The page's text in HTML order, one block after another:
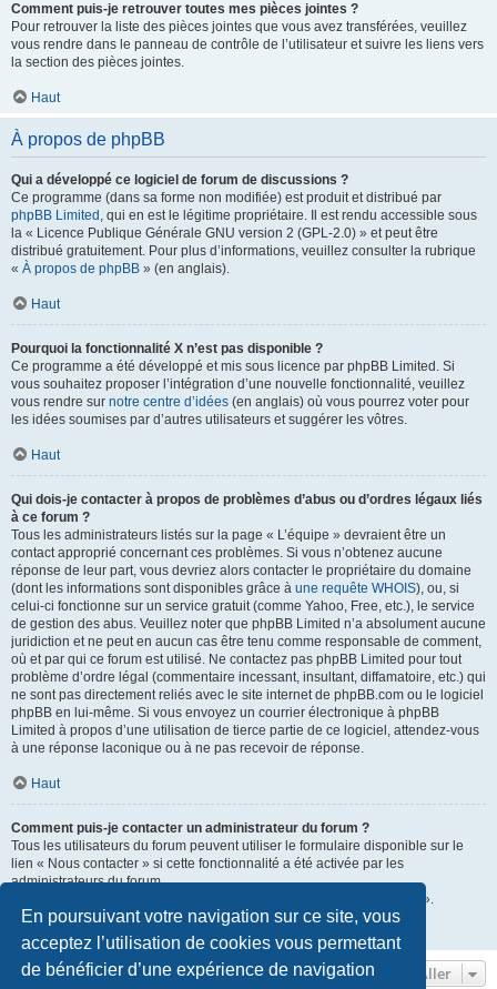
En poursuivant votre navigation sur ce site, vous
acceptez l’utilisation de cookies vous permettant
de bénéficier d’une expérience de navigation
Comment puis-je retrouver toutes mes pièces jointes ?
Pour retrouver la liste des pièces jointes que vous avez transférées, veuillez
vous rendre dans le panneau de contrôle de l’utilisateur et suivre les liens vers
la section des pièces jointes.
Haut
À propos de phpBB
Qui a développé ce logiciel de forum de discussions ?
Ce programme (dans sa forme non modifiée) est produit et distribué par
phpBB Limited , qui en est le légitime propriétaire. Il est rendu accessible sous
la « Licence Publique Générale GNU version 2 (GPL-2.0) » et peut être
distribué gratuitement. Pour plus d’informations, veuillez consulter la rubrique
« À propos de phpBB » (en anglais).
Haut
Pourquoi la fonctionnalité X n’est pas disponible ?
Ce programme a été développé et mis sous licence par phpBB Limited. Si
vous souhaitez proposer l’intégration d’une nouvelle fonctionnalité, veuillez
vous rendre sur notre centre d’idées (en anglais) où vous pourrez voter pour
les idées soumises par d’autres utilisateurs et suggérer les vôtres.
Haut
Qui dois-je contacter à propos de problèmes d’abus ou d’ordres légaux liés
à ce forum ?
Tous les administrateurs listés sur la page « L’équipe » devraient être un
contact approprié concernant ces problèmes. Si vous n’obtenez aucune
réponse de leur part, vous devriez alors contacter le propriétaire du domaine
(dont les informations sont disponibles grâce à une requête WHOIS), ou, si
celui-ci fonctionne sur un service gratuit (comme Yahoo, Free, etc.), le service
de gestion des abus. Veuillez noter que phpBB Limited n’a absolument aucune
juridiction et ne peut en aucun cas être tenu comme responsable de comment,
où et par qui ce forum est utilisé. Ne contactez pas phpBB Limited pour tout
problème d’ordre légal (commentaire incessant, insultant, diffamatoire, etc.) qui
ne sont pas directement reliés avec le site internet de phpBB.com ou le logiciel
phpBB en lui-même. Si vous envoyez un courrier électronique à phpBB
Limited à propos d’une utilisation de tierce partie de ce logiciel, attendez-vous
à une réponse laconique ou à ne pas recevoir de réponse.
Haut
Comment puis-je contacter un administrateur du forum ?
Tous les utilisateurs du forum peuvent utiliser le formulaire disponible sur le
lien « Nous contacter » si cette fonctionnalité a été activée par les
administrateurs du forum.
Les membres du forum peuvent également utiliser le lien « L’équipe ».
Aller